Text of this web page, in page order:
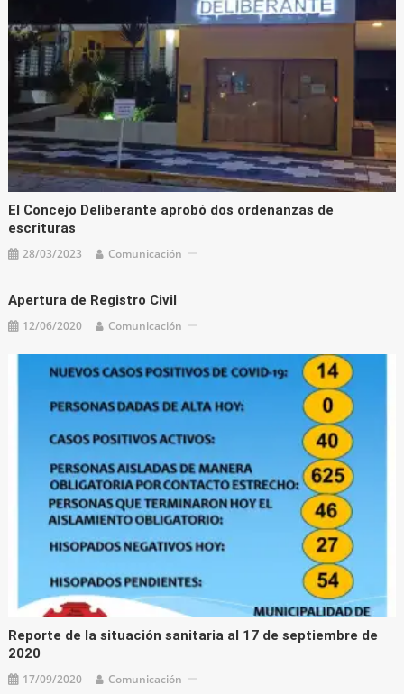
El Concejo Deliberante aprobó dos ordenanzas de
escrituras
28/03/2023 Comunicación
Apertura de Registro Civil
12/06/2020 Comunicación
Reporte de la situación sanitaria al 17 de septiembre de
2020
17/09/2020 Comunicación